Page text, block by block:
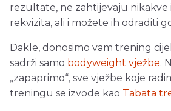
rezultate, ne zahtijevaju nikakve
rekvizita, ali i možete ih odraditi
Dakle, donosimo vam trening
sadrži samo bodyweight vježbe.
„zapaprimo“, sve vježbe koje
treningu se izvode kao Tabata